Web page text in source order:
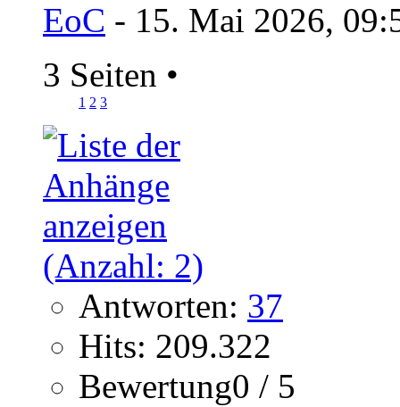
EoC - 15. Mai 2026,
3 Seiten •
1 2 3
Antworten: 37
Hits: 209.322
Bewertung0 / 5